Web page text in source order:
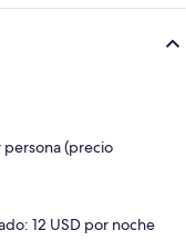
persona (precio
12 USD por noche